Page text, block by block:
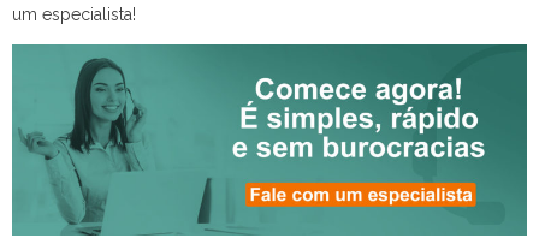
um especialista!